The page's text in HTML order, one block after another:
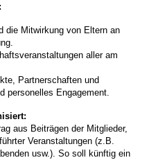
die Mitwirkung von Eltern an
aller am
Partnerschaften und
personelles Engagement.
aus Beiträgen der Mitglieder,
Veranstaltungen (z.B.
usw.). So soll künftig ein